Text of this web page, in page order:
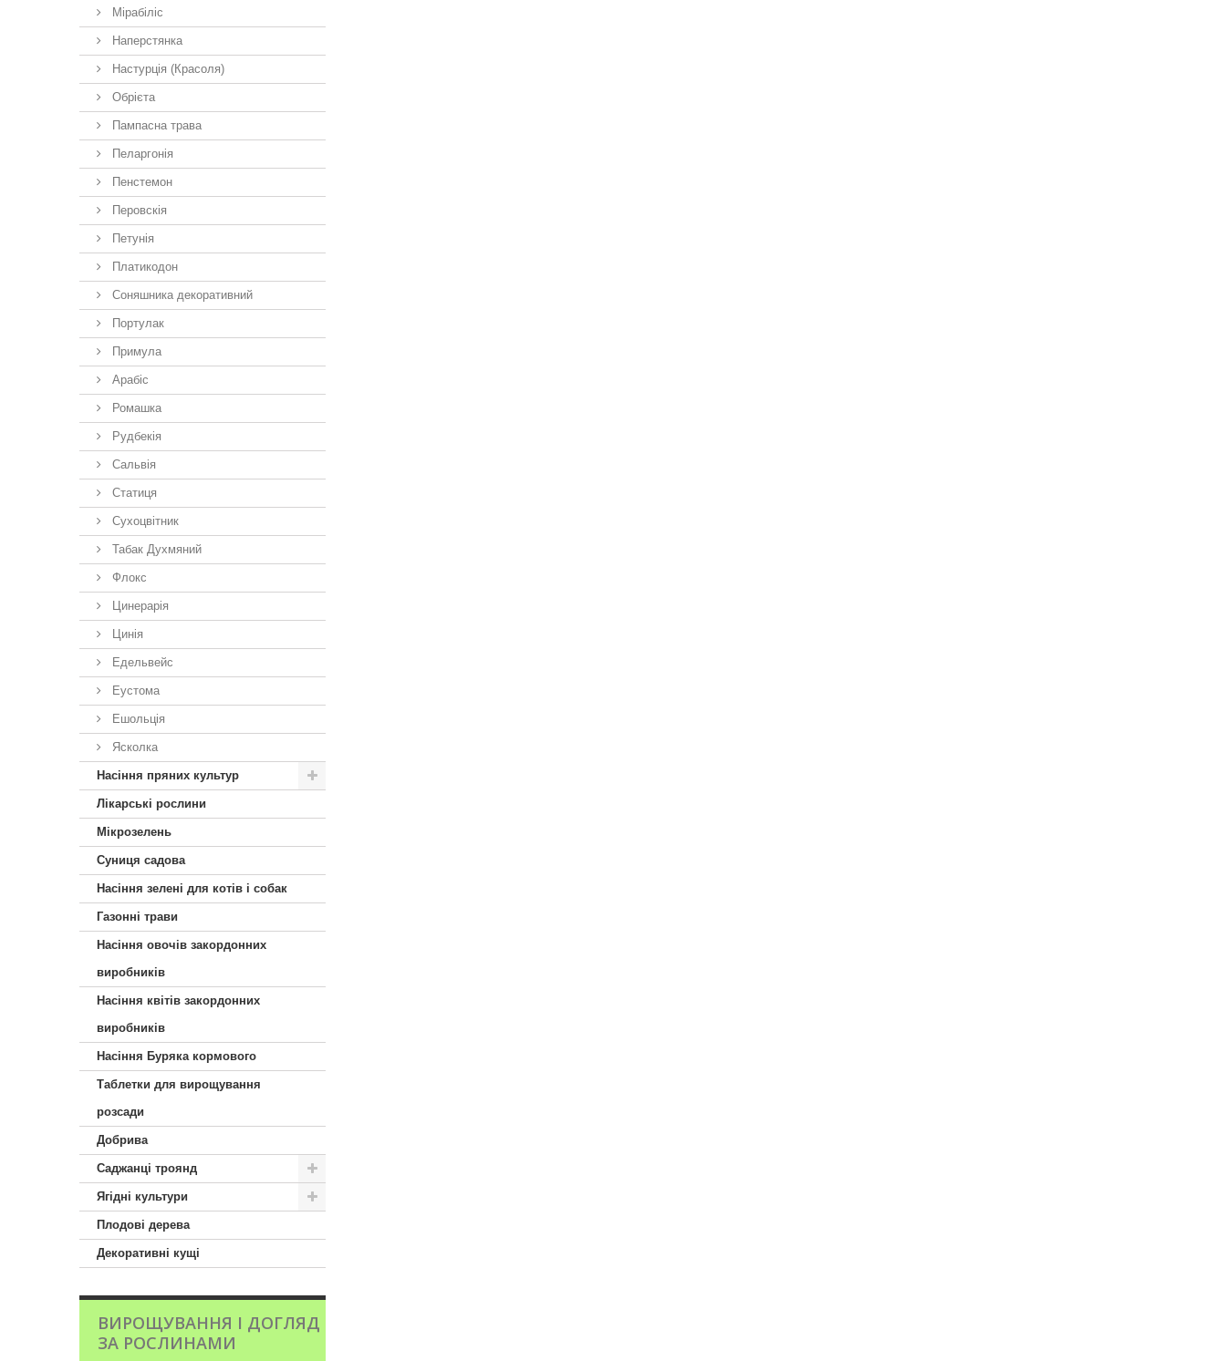
Мірабіліс
Наперстянка
Настурція (Красоля)
Обрієта
Пампасна трава
Пеларгонія
Пенстемон
Перовскія
Петунія
Платикодон
Соняшника декоративний
Портулак
Примула
Арабіс
Ромашка
Рудбекія
Сальвія
Статиця
Сухоцвітник
Табак Духмяний
Флокс
Цинерарія
Цинія
Едельвейс
Еустома
Ешольція
Ясколка
Насіння пряних культур
Лікарські рослини
Мікрозелень
Суниця садова
Насіння зелені для котів і собак
Газонні трави
Насіння овочів закордонних
виробників
Насіння квітів закордонних
виробників
Насіння Буряка кормового
Таблетки для вирощування
розсади
Добрива
Саджанці троянд
Ягідні культури
Плодові дерева
Декоративні кущі
ВИРОЩУВАННЯ І ДОГЛЯД
ЗА РОСЛИНАМИ